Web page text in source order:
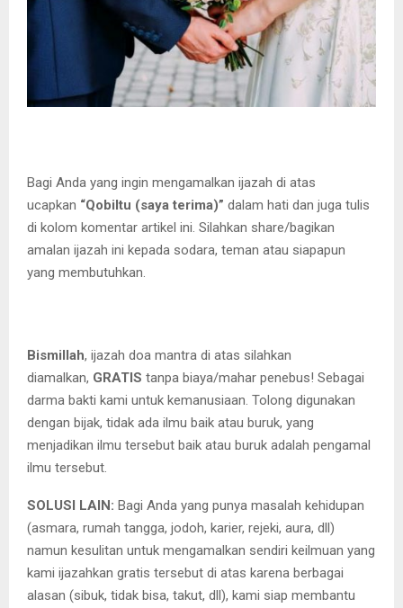
Bagi Anda yang ingin mengamalkan ijazah di atas
ucapkan “Qobiltu (saya terima)” dalam hati dan juga tulis
di kolom komentar artikel ini. Silahkan share/bagikan
amalan ijazah ini kepada sodara, teman atau siapapun
yang membutuhkan.
Bismillah, ijazah doa mantra di atas silahkan
diamalkan, GRATIS tanpa biaya/mahar penebus! Sebagai
darma bakti kami untuk kemanusiaan. Tolong digunakan
dengan bijak, tidak ada ilmu baik atau buruk, yang
menjadikan ilmu tersebut baik atau buruk adalah pengamal
ilmu tersebut.
SOLUSI LAIN: Bagi Anda yang punya masalah kehidupan
(asmara, rumah tangga, jodoh, karier, rejeki, aura, dll)
namun kesulitan untuk mengamalkan sendiri keilmuan yang
kami ijazahkan gratis tersebut di atas karena berbagai
alasan (sibuk, tidak bisa, takut, dll), kami siap membantu